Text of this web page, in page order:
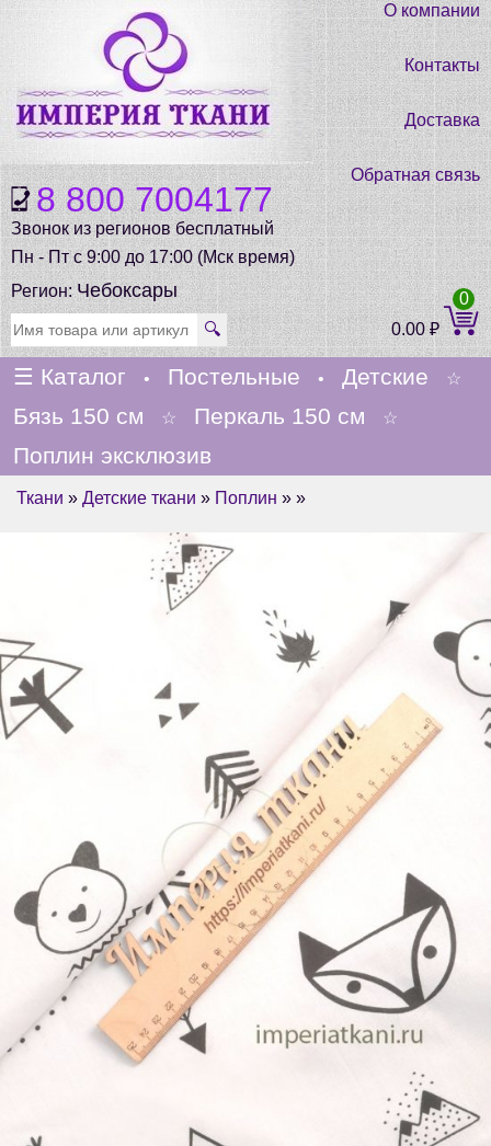
8 800 7004177
Звонок из регионов бесплатный
Пн - Пт с 9:00 до 17:00 (Мск время)
О компании
Контакты
Доставка
Обратная связь
Регион:Чебоксары
🔍 0.00₽
0
☰ Каталог • Постельные • Детские ☆
Бязь 150 см ☆ Перкаль 150 см ☆
Поплин эксклюзив
Ткани » Детские ткани » Поплин » »